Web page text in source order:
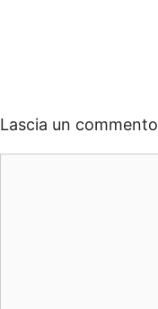
Lascia un commento